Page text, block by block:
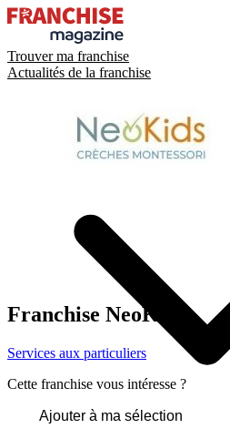
Trouver ma franchise
Actualités de la franchise
Franchise NeoKids
Services aux particuliers
Cette franchise vous intéresse ?
Ajouter à ma sélection